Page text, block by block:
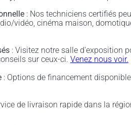
: Nos techniciens certifiés
vidéo, cinéma maison,
: Visitez notre salle d'exposition
sur ceux-ci. Venez nous voir.
: Options de financement
de livraison rapide dans la